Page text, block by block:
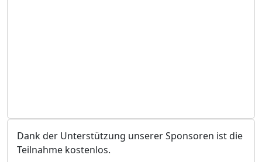
t
Dank der Unterstützung unserer Sponsoren ist die
Teilnahme kostenlos.